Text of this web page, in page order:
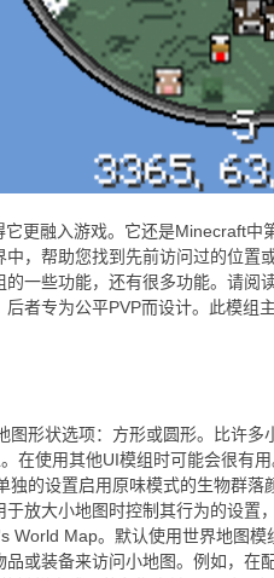
更融入游戏。它还是Minecraft中
，帮助您找到先前访问过的位置
一些功能，还有很多功能。请阅
者专为公平PVP而设计。此模组
支持游戏: 1.20.6类型:FabricQuiltRelease下载次数: 4,84125.2.10Xaeros_Minimap_25.2.10_Forge_1.20.6.jar下载25.2.10_Forge_1.20.6#Release[Read changelogs](https://chocolateminecraft.com/update.php?mod_id=0)展开版本: 25.2.10_Forge_1.20.6支持游戏: 1.20.6类型:ForgeRelease下载次数: 1,40325.2.10Xaeros_Minimap_25.2.10_NeoForge_1.20.6.jar下载25.2.10_NeoForge_1.20.6#Release[Read changelogs](https://chocolateminecraft.com/update.php?mod_id=0)展开版本: 25.2.10_NeoForge_1.20.6支持游戏: 1.20.6类型:NeoForgeRelease下载次数: 65025.2.10Xaeros_Minimap_25.2.10_Forge_1.20.4.jar下载25.2.10_Forge_1.20.4#Release[Read changelogs](https://chocolateminecraft.com/update.php?mod_id=0)展开版本: 25.2.10_Forge_1.20.4支持游戏: 1.20.4类型:ForgeRelease下载次数: 2,49625.2.10Xaeros_Minimap_25.2.10_Fabric_1.20.4.jar下载25.2.10_Fabric_1.20.4#Release[Read changelogs](https://chocolateminecraft.com/update.php?mod_id=0)展开版本: 25.2.10_Fabric_1.20.4支持游戏: 1.20.4类型:FabricQuiltRelease下载次数: 12,05125.2.10Xaeros_Minimap_25.2.10_NeoForge_1.20.4.jar下载25.2.10_NeoForge_1.20.4#Release[Read changelogs](https://chocolateminecraft.com/update.php?mod_id=0)展开版本: 25.2.10_NeoForge_1.20.4支持游戏: 1.20.4类型:NeoForgeRelease下载次数: 57825.2.10Xaeros_Minimap_25.2.10_Fabric_1.20.2.jar下载25.2.10_Fabric_1.20.2#Release[Read changelogs](https://chocolateminecraft.com/update.php?mod_id=0)展开版本: 25.2.10_Fabric_1.20.2支持游戏: 1.20.2类型:FabricQuiltRelease下载次数: 2,62125.2.10Xaeros_Minimap_25.2.10_Forge_1.20.2.jar下载25.2.10_Forge_1.20.2#Release[Read changelogs](https://chocolateminecraft.com/update.php?mod_id=0)展开版本: 25.2.10_Forge_1.20.2支持游戏: 1.20.2类型:ForgeRelease下载次数: 1,31025.2.10Xaeros_Minimap_25.2.10_NeoForge_1.20.2.jar下载25.2.10_NeoForge_1.20.2#Release[Read changelogs](https://chocolateminecraft.com/update.php?mod_id=0)展开版本: 25.2.10_NeoForge_1.20.2支持游戏: 1.20.2类型:NeoForgeRelease下载次数: 16425.2.10Xaeros_Minimap_25.2.10_Fabric_1.20.jar下载25.2.10_Fabric_1.20#Release[Read changelogs](https://chocolateminecraft.com/update.php?mod_id=0)展开版本: 25.2.10_Fabric_1.20支持游戏: 1.20, 1.20.1类型:FabricQuiltRelease下载次数: 164,01325.2.10Xaeros_Minimap_25.2.10_Forge_1.20.jar下载25.2.10_Forge_1.20#Release[Read changelogs](https://chocolateminecraft.com/update.php?mod_id=0)展开版本: 25.2.10_Forge_1.20支持游戏: 1.20, 1.20.1类型:ForgeRelease下载次数: 426,47725.2.10Xaeros_Minimap_25.2.10_Fabric_1.19.4.jar下载